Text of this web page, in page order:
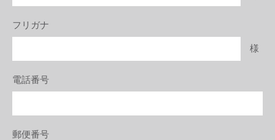
フリガナ
様
電話番号
郵便番号